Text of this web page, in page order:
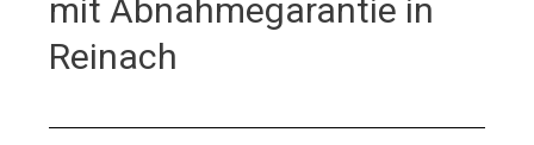
mit Abnahmegarantie in
Reinach